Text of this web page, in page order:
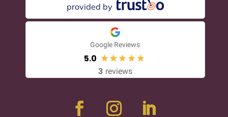
provided by
Google Reviews
5.0
3 reviews